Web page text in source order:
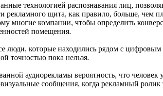
технологией распознавания лиц,
рекламного щита, как правило, больше,
многие компании, чтобы определить
помещения.
люди, которые находились рядом с
точностью пока нельзя.
аудиорекламы вероятность, что
сообщения, когда рекламный